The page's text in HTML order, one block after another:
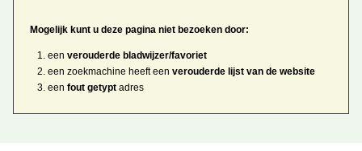
Mogelijk kunt u deze pagina niet bezoeken door:
eenverouderde bladwijzer/favoriet
een zoekmachine heeft eenverouderde lijst van de website
eenfout getypt adres